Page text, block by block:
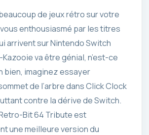
de jeux rétro sur votre
enthousiasmé par les titres
arrivent sur Nintendo Switch
va être génial, n’est-ce
bien, imaginez essayer
de l’arbre dans Click Clock
contre la dérive de Switch.
Bit 64 Tribute est
une meilleure version du